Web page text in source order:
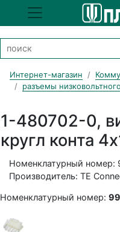
Интернет-магазин
разъемы
1-480702-0,
кругл конта
Номенклатурный номер:
Производитель: TE
Номенклатурный номер: